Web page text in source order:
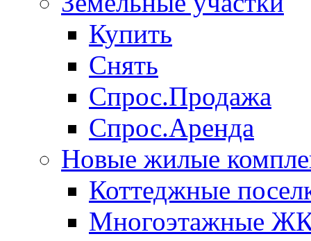
Купить
Снять
Спрос.Продажа
Спрос.Аренда
Новые жилые
Коттеджные
Многоэтажные